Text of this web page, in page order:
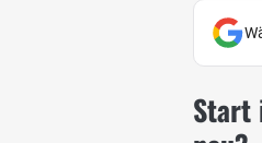
Start